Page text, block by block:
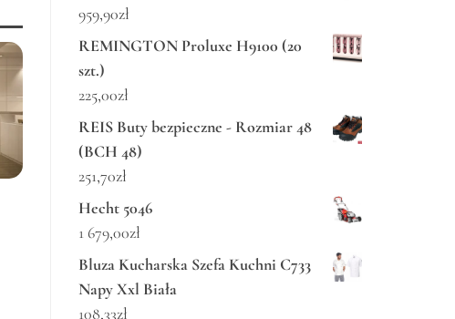
959,90zł
REMINGTON Proluxe H9100 (20
szt.)
225,00zł
REIS Buty bezpieczne - Rozmiar 48
(BCH 48)
251,70zł
Hecht 5046
1 679,00zł
Bluza Kucharska Szefa Kuchni C733
Napy Xxl Biała
108,33zł